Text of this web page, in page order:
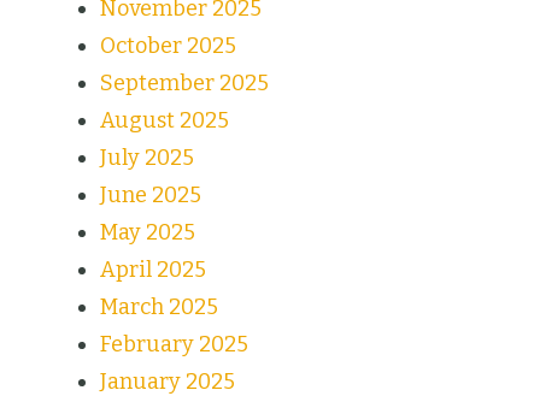
November 2025
October 2025
September 2025
August 2025
July 2025
June 2025
May 2025
April 2025
March 2025
February 2025
January 2025